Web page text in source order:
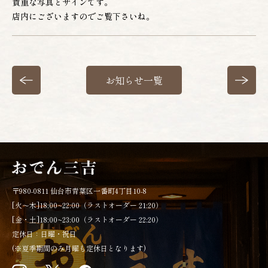
店内にございますのでご覧下さいね。
お知らせ一覧
〒980-0811 仙台市青葉区一番町4丁目10-8
[火～木]18:00~22:00（ラストオーダー 21:20）
[金・土]18:00~23:00（ラストオーダー 22:20）
定休日：日曜・祝日
(※夏季期間のみ月曜も定休日となります)